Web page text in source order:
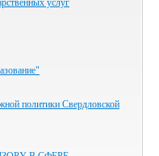
политики Свердловской